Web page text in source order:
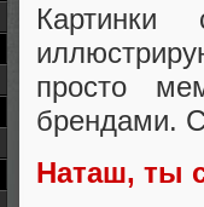
просто
брендами.
Наташ, ты